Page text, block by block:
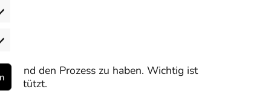
und den Prozess zu haben. Wichtig ist